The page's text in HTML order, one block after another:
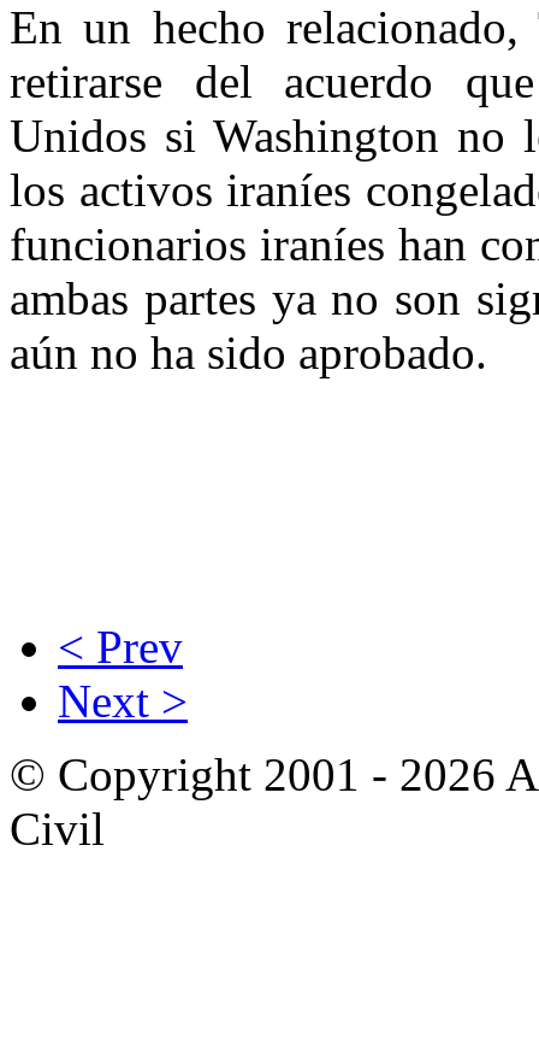
En un hecho
retirarse del acuerdo
Unidos si Washington no
los activos iraníes
funcionarios iraníes han
ambas partes ya no son
aún no ha sido aprobado.
< Prev
Next >
© Copyright 2001 - 2026
Civil